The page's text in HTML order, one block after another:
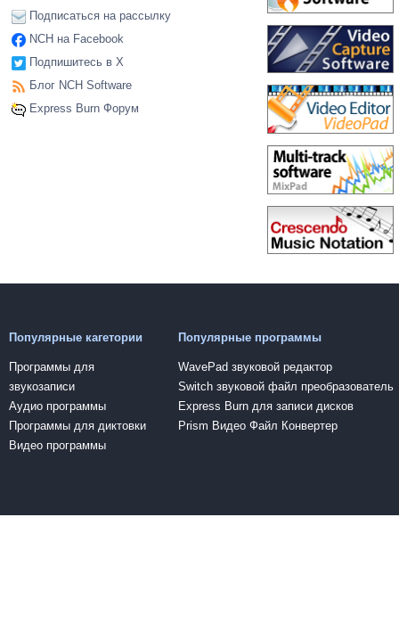
Подписаться на рассылку
NCH на Facebook
Подпишитесь в X
Блог NCH Software
Express Burn Форум
Популярные кагетории
Программы для
звукозаписи
Аудио программы
Программы для диктовки
Видео программы
Популярные программы
WavePad звуковой редактор
Switch звуковой файл преобразователь
Express Burn для записи дисков
Prism Видео Файл Конвертер